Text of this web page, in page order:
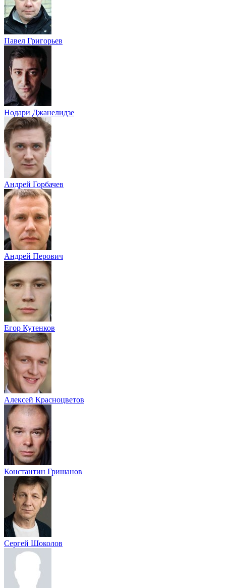
Павел Григорьев
Нодари Джанелидзе
Андрей Горбачев
Андрей Перович
Егор Кутенков
Алексей Красноцветов
Константин Гришанов
Сергей Шоколов